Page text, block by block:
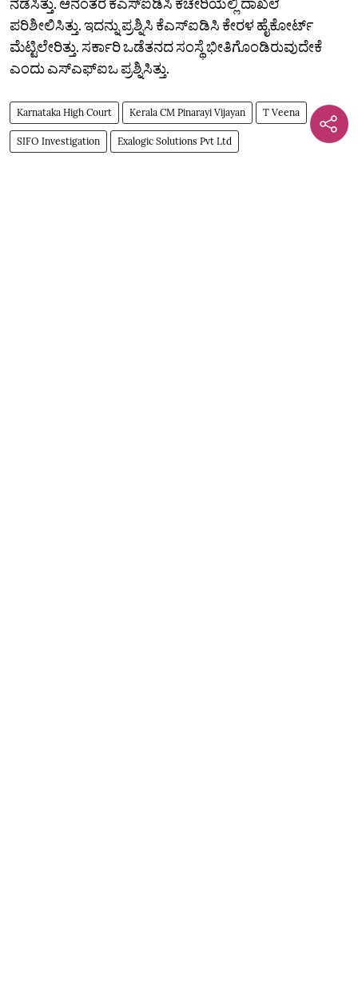
ಪರಿಶೀಲಿಸಿತ್ತು. ಇದನ್ನು ಪ್ರಶ್ನಿಸಿ ಕೆಎಸ್‌ಐಡಿಸಿ ಕೇರಳ ಹೈಕೋರ್ಟ್‌
ಮೆಟ್ಟಿಲೇರಿತ್ತು. ಸರ್ಕಾರಿ ಒಡೆತನದ ಸಂಸ್ಥೆ ಭೀತಿಗೊಂಡಿರುವುದೇಕೆ
ಎಂದು ಎಸ್‌ಎಫ್‌ಐಒ ಪ್ರಶ್ನಿಸಿತ್ತು.
Karnataka High Court Kerala CM Pinarayi Vijayan T Veena
SIFO Investigation Exalogic Solutions Pvt Ltd